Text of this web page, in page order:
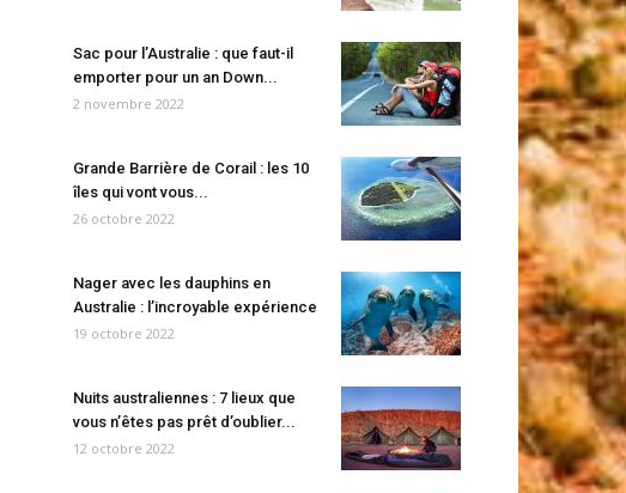
Sac pour l’Australie : que faut-il
emporter pour un an Down...
2 novembre 2022
Grande Barrière de Corail : les 10
îles qui vont vous...
26 octobre 2022
Nager avec les dauphins en
Australie : l’incroyable expérience
19 octobre 2022
Nuits australiennes : 7 lieux que
vous n’êtes pas prêt d’oublier...
12 octobre 2022